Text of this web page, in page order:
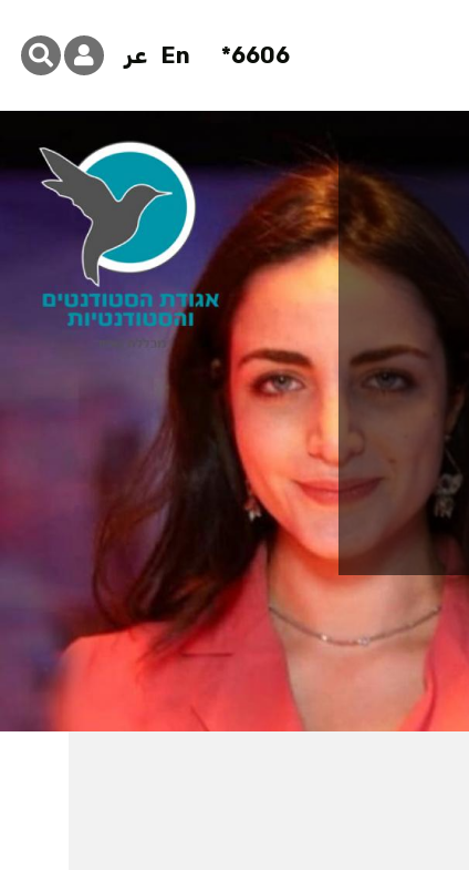
6606*
En عر